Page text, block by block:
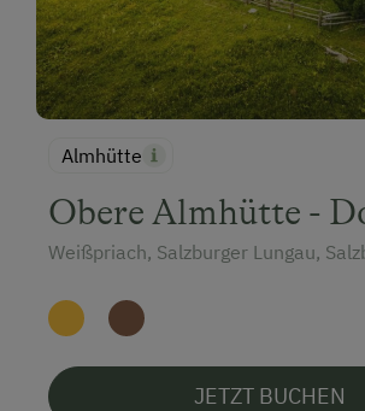
Almhütte
Obere Almhütte -
Weißpriach, Salzburger Lungau,
JETZT BUCHEN